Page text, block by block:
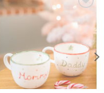
Πρόσθήκη
στην
λίστα
επιθυμιών